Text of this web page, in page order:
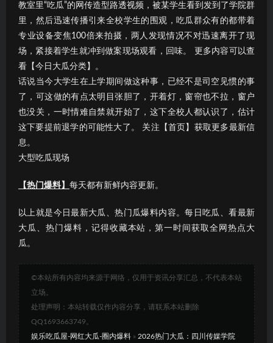
教室里“吃瓜”的网传造型路透视频，被某学生看到发到了学院群
里，然后迅速传播引来全校学生的围观，吃瓜群众有的都带着
专业设备变焦100倍来拍摄，两人发现情况不对迅速离开了现
场，紧接着学生就冲到做案现场观看，回味。 更多内容可以查
看【今日大瓜分类】。
话说当今大学生在上学期间做这种事，已经不是司空见惯的事
了，可这做的有点太明目张胆了，开着灯，窗帘也不拉，窗户
也没关，一时情难自禁就开始了，这下全校人都认识了，估计
这下要提前退学的可能性大了。 关注【首页】获取更多最新信
息。
大型吃瓜现场
【热门爆料】 每天都有新鲜内容更新。
以上就是今日最新大瓜、热门瓜爆料内容。每日吃瓜、看最新
大瓜、热门爆料，记得收藏本站，第一时间获取全网热点大
瓜。
©本站所有内容均来源于网络，仅用于资讯分享汇总，不代表本站
立场。
处理声明：本站转载仅作内容分享，请联系本站删除
QQ1693663749。
娱乐吃瓜屋-网红大瓜-圈内爆料 » 2026热门大瓜：四川传媒学院